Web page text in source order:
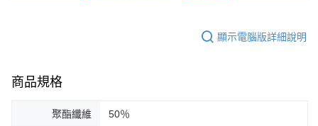
顯示電腦版詳細說明
商品規格
聚酯纖維 50％